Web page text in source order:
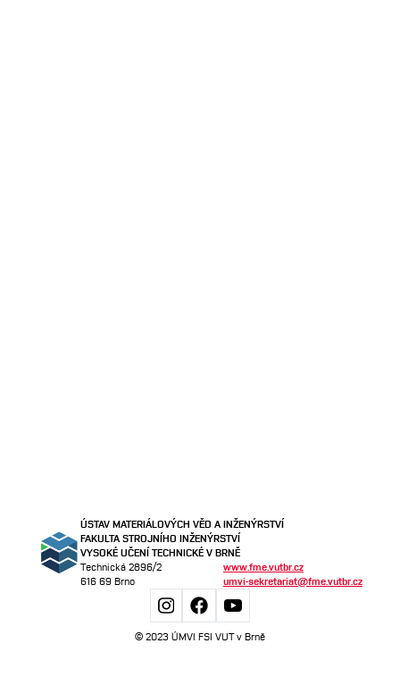
ÚSTAV MATERIÁLOVÝCH VĚD A INŽENÝRSTVÍ
FAKULTA STROJNÍHO INŽENÝRSTVÍ
VYSOKÉ UČENÍ TECHNICKÉ V BRNĚ
Technická 2896/2
www.fme.vutbr.cz
616 69 Brno
umvi-sekretariat@fme.vutbr.cz
© 2023 ÚMVI FSI VUT v Brně